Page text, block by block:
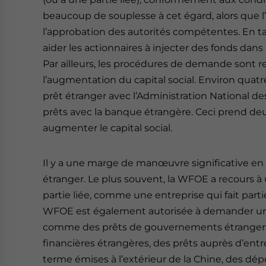
beaucoup de souplesse à cet égard, alors
l’approbation des autorités compétentes. En
aider les actionnaires à injecter des fonds
Par ailleurs, les procédures de demande sont
l’augmentation du capital social. Environ
prêt étranger avec l’Administration National
prêts avec la banque étrangère. Ceci prend
augmenter le capital social.
Il y a une marge de manœuvre significative
étranger. Le plus souvent, la WFOE a recours
partie liée, comme une entreprise qui fait
WFOE est également autorisée à demander
comme des prêts de gouvernements
financières étrangères, des prêts auprès
terme émises à l’extérieur de la Chine, des